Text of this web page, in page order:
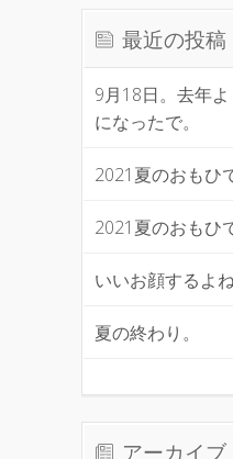
最近の投稿
9月18日。去年
になったで。
2021夏のおもひ
2021夏のおもひ
いいお顔するよね
夏の終わり。
アーカイブ